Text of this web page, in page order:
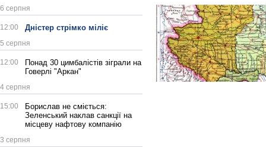
6 серпня
12:00 Дністер стрімко міліє
5 серпня
12:00
Понад 30 цимбалістів зіграли на
Говерлі "Аркан"
4 серпня
15:00
Борислав не сміється:
Зеленський наклав санкції на
місцеву нафтову компанію
3 серпня